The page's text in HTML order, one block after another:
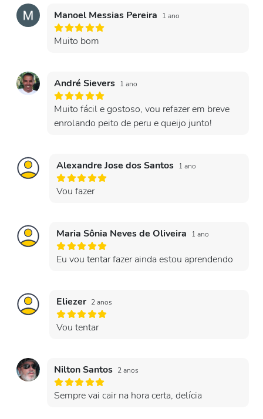
Manoel Messias Pereira 1 ano
Muito bom
André Sievers 1 ano
Muito fácil e gostoso, vou refazer em breve
enrolando peito de peru e queijo junto!
Alexandre Jose dos Santos 1 ano
Vou fazer
Maria Sônia Neves de Oliveira 1 ano
Eu vou tentar fazer ainda estou aprendendo
Eliezer 2 anos
Vou tentar
Nilton Santos 2 anos
Sempre vai cair na hora certa, delícia